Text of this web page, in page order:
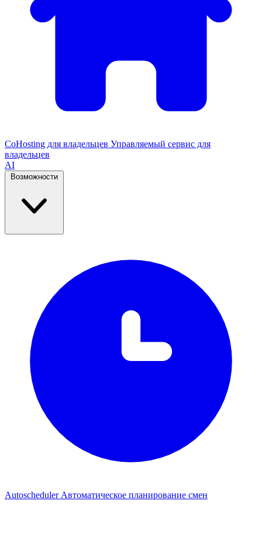
CoHosting для владельцев Управляемый сервис для
владельцев
AI
Autoscheduler Автоматическое планирование смен